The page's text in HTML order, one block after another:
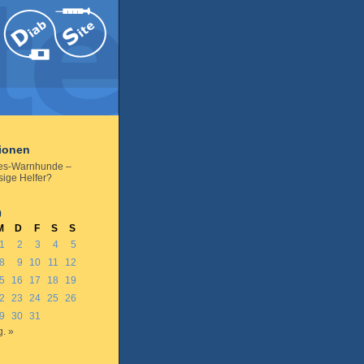
Warnhunde –
Helfer?
D F S
S
1
2 3 4
5
8 9 10 11
12
16 17 18
19
23 24 25
26
30 31
»